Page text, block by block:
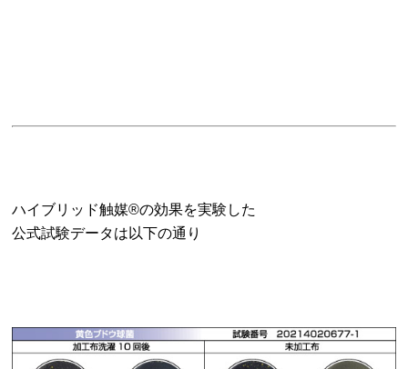
ハイブリッド触媒®の効果を実験した
公式試験データは以下の通り